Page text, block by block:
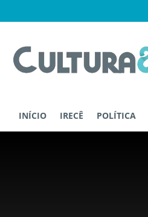
INÍCIO IRECÊ POLÍTICA